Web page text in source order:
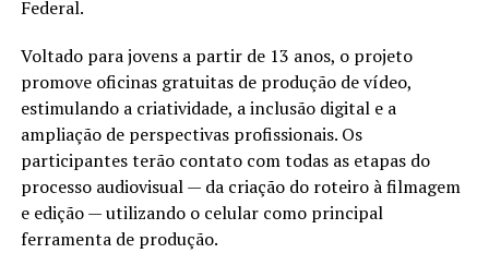
Federal.
Voltado para jovens a partir de 13 anos, o projeto
promove oficinas gratuitas de produção de vídeo,
estimulando a criatividade, a inclusão digital e a
ampliação de perspectivas profissionais. Os
participantes terão contato com todas as etapas do
processo audiovisual — da criação do roteiro à filmagem
e edição — utilizando o celular como principal
ferramenta de produção.